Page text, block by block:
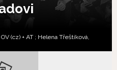
(cz) + AT ; Helena Třeštíková,